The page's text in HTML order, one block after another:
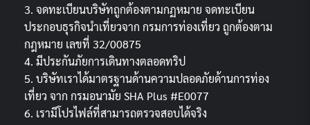
3. จดทะเบียนบริษัทถูกต้องตามกฏหมาย จดทะเบียน
ประกอบธุรกิจนำเที่ยวจาก กรมการท่องเที่ยว ถูกต้องตาม
กฎหมาย เลขที่ 32/00875
4. มีประกันภัยการเดินทางตลอดทริป
5. บริษัทเราได้มาตรฐานด้านความปลอดภัยด้านการท่อง
เที่ยว จาก กรมอนามัย SHA Plus #E0077
6. เรามีโปรไฟล์ที่สามารถตรวจสอบได้จริง